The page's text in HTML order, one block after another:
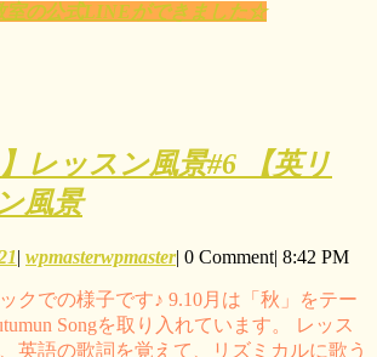
室の公式LINEができました☆
レッスン風景#6 【英リ
風景
| wpmasterwpmaster| 0 Comment| 8:42 PM
クでの様子です♪ 9.10月は「秋」をテー
Songを取り入れています。 レッス
英語の歌詞を覚えて、リズミカルに歌う